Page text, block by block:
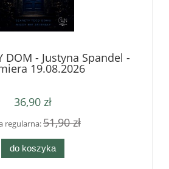
DOM - Justyna Spandel -
19.08.2026
36,90 zł
regularna:51,90 zł
do koszyka